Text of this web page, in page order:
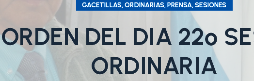
GACETILLAS, ORDINARIAS, PRENSA, SESIONES
ORDEN DEL DIA 22º
ORDINARIA